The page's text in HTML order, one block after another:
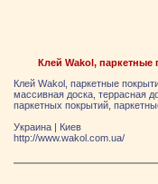
Клей Wakol,
Клей Wakol, паркетные
массивная доска, террасная
паркетных покрытий,
Украина | Киев
http://www.wakol.com.ua/